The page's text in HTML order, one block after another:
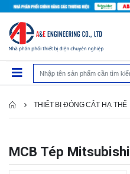
THIẾT BỊ ĐÓNG CẮT HẠ THẾ
MCB Tép Mitsubishi